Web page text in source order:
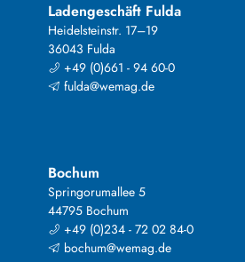
Ladengeschäft Fulda
Heidelsteinstr. 17–19
36043 Fulda
+49 (0)661 - 94 60-0
fulda@wemag.de
Bochum
Springorumallee 5
44795 Bochum
+49 (0)234 - 72 02 84-0
bochum@wemag.de